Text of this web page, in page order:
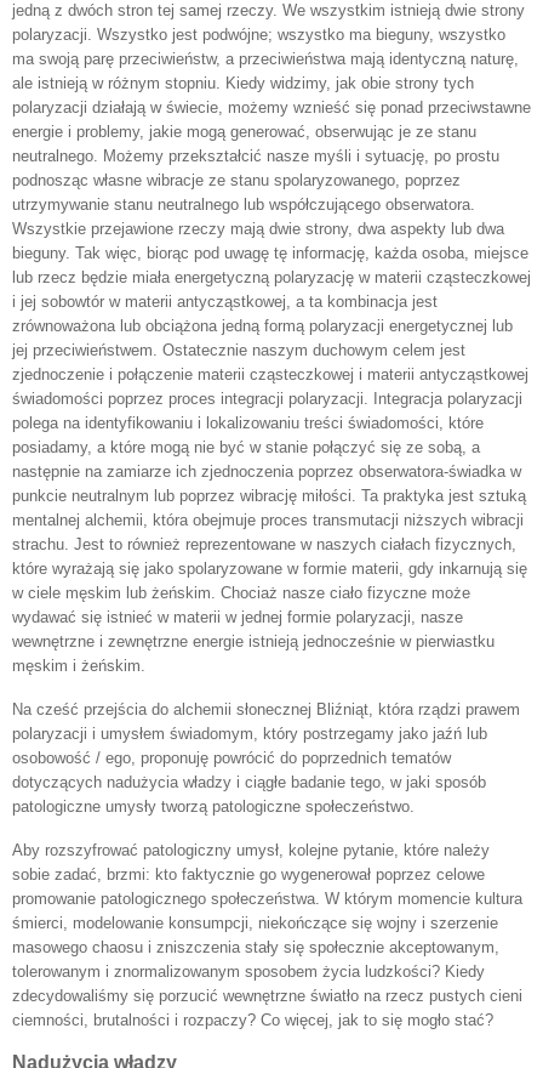
jedną z dwóch stron tej samej rzeczy. We wszystkim istnieją dwie strony
polaryzacji. Wszystko jest podwójne; wszystko ma bieguny, wszystko
ma swoją parę przeciwieństw, a przeciwieństwa mają identyczną naturę,
ale istnieją w różnym stopniu. Kiedy widzimy, jak obie strony tych
polaryzacji działają w świecie, możemy wznieść się ponad przeciwstawne
energie i problemy, jakie mogą generować, obserwując je ze stanu
neutralnego. Możemy przekształcić nasze myśli i sytuację, po prostu
podnosząc własne wibracje ze stanu spolaryzowanego, poprzez
utrzymywanie stanu neutralnego lub współczującego obserwatora.
Wszystkie przejawione rzeczy mają dwie strony, dwa aspekty lub dwa
bieguny. Tak więc, biorąc pod uwagę tę informację, każda osoba, miejsce
lub rzecz będzie miała energetyczną polaryzację w materii cząsteczkowej
i jej sobowtór w materii antycząstkowej, a ta kombinacja jest
zrównoważona lub obciążona jedną formą polaryzacji energetycznej lub
jej przeciwieństwem. Ostatecznie naszym duchowym celem jest
zjednoczenie i połączenie materii cząsteczkowej i materii antycząstkowej
świadomości poprzez proces integracji polaryzacji. Integracja polaryzacji
polega na identyfikowaniu i lokalizowaniu treści świadomości, które
posiadamy, a które mogą nie być w stanie połączyć się ze sobą, a
następnie na zamiarze ich zjednoczenia poprzez obserwatora-świadka w
punkcie neutralnym lub poprzez wibrację miłości. Ta praktyka jest sztuką
mentalnej alchemii, która obejmuje proces transmutacji niższych wibracji
strachu. Jest to również reprezentowane w naszych ciałach fizycznych,
które wyrażają się jako spolaryzowane w formie materii, gdy inkarnują się
w ciele męskim lub żeńskim. Chociaż nasze ciało fizyczne może
wydawać się istnieć w materii w jednej formie polaryzacji, nasze
wewnętrzne i zewnętrzne energie istnieją jednocześnie w pierwiastku
męskim i żeńskim.
Na cześć przejścia do alchemii słonecznej Bliźniąt, która rządzi prawem
polaryzacji i umysłem świadomym, który postrzegamy jako jaźń lub
osobowość / ego, proponuję powrócić do poprzednich tematów
dotyczących nadużycia władzy i ciągłe badanie tego, w jaki sposób
patologiczne umysły tworzą patologiczne społeczeństwo.
Aby rozszyfrować patologiczny umysł, kolejne pytanie, które należy
sobie zadać, brzmi: kto faktycznie go wygenerował poprzez celowe
promowanie patologicznego społeczeństwa. W którym momencie kultura
śmierci, modelowanie konsumpcji, niekończące się wojny i szerzenie
masowego chaosu i zniszczenia stały się społecznie akceptowanym,
tolerowanym i znormalizowanym sposobem życia ludzkości? Kiedy
zdecydowaliśmy się porzucić wewnętrzne światło na rzecz pustych cieni
ciemności, brutalności i rozpaczy? Co więcej, jak to się mogło stać?
Nadużycia władzy